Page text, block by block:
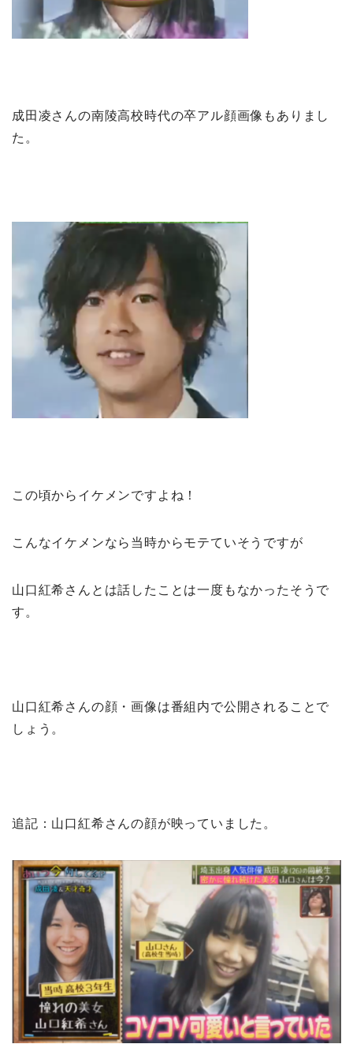
成田凌さんの南陵高校時代の卒アル顔画像もありまし
た。
この頃からイケメンですよね！
こんなイケメンなら当時からモテていそうですが
山口紅希さんとは話したことは一度もなかったそうで
す。
山口紅希さんの顔・画像は番組内で公開されることで
しょう。
追記：山口紅希さんの顔が映っていました。